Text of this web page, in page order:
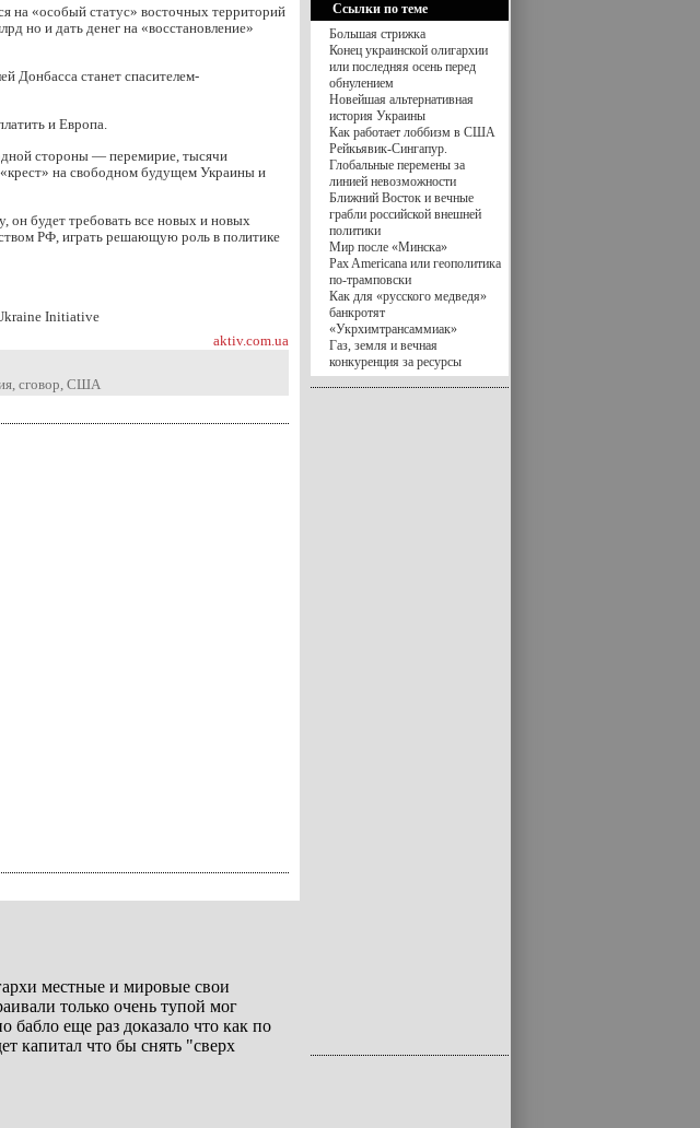
на «особый статус» восточных территорий
но и дать денег на «восстановление»
Донбасса станет спасителем-
и Европа.
стороны — перемирие, тысячи
на свободном будущем Украины и
он будет требовать все новых и новых
РФ, играть решающую роль в политике
Initiative
aktiv.com.ua
, сговор, США
Ссылки по теме
Большая стрижка
Конец украинской олигархии
или последняя осень перед
обнулением
Новейшая альтернативная
история Украины
Как работает лоббизм в США
Рейкьявик-Сингапур.
Глобальные перемены за
линией невозможности
Ближний Восток и вечные
грабли российской внешней
политики
Мир после «Минска»
Pax Americana или геополитика
по-трамповски
Как для «русского медведя»
банкротят
«Укрхимтрансаммиак»
Газ, земля и вечная
конкуренция за ресурсы